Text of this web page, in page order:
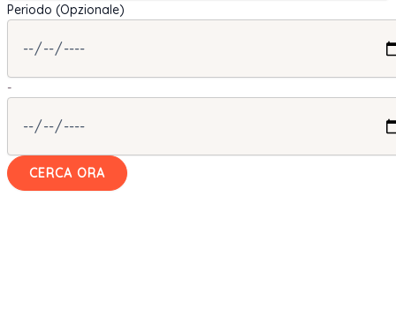
Periodo (Opzionale)
-
CERCA ORA